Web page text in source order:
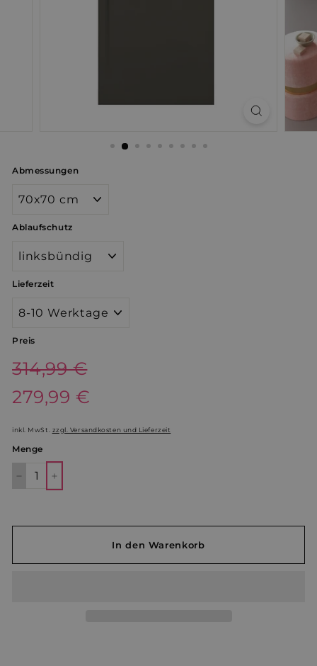
Abmessungen
Ablaufschutz
Lieferzeit
Preis
Normaler
Preis
314,99 €314,99
€
Sonderpreis
279,99 €
€
inkl. MwSt. zzgl. Versandkosten und Lieferzeit
Menge
In den Warenkorb